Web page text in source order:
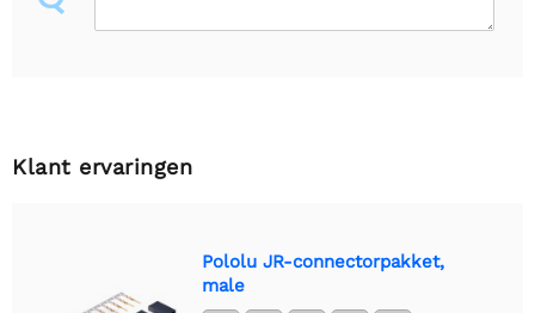
Klant ervaringen
Pololu JR-connectorpakket,
male